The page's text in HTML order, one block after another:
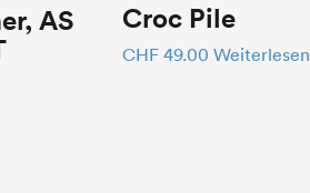
AS
Croc Pile
CHF 49.00 Weiterlesen